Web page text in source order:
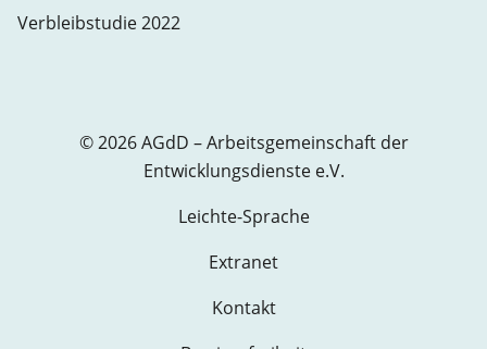
Verbleibstudie 2022
© 2026 AGdD – Arbeitsgemeinschaft der
Entwicklungsdienste e.V.
Leichte-Sprache
Extranet
Kontakt